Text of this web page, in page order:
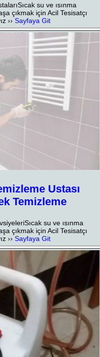
su ve ısınma
çıkmak için Acil Tesisatçı
››Sayfaya Git
Ustası
Temizleme
su ve ısınma
çıkmak için Acil Tesisatçı
››Sayfaya Git